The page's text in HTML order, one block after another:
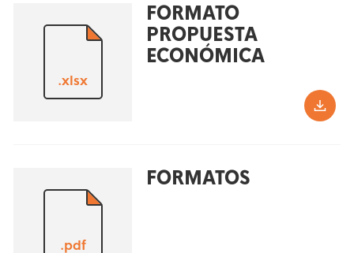
.xlsx
FORMATO
PROPUESTA
ECONÓMICA
.pdf
FORMATOS